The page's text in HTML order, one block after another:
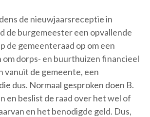
de nieuwjaarsreceptie in
de burgemeester een opvallende
de gemeenteraad op om een
dorps- en buurthuizen financieel
vanuit de gemeente, een
dus. Normaal gesproken doen B.
en beslist de raad over het wel of
en het benodigde geld. Dus,